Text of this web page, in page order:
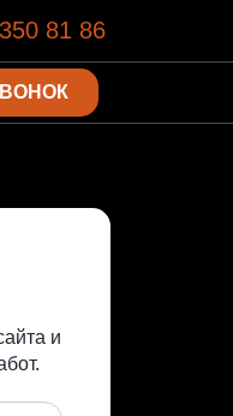
81 86
и